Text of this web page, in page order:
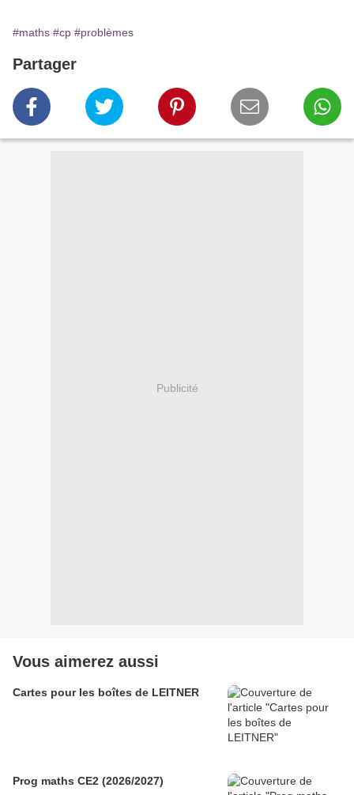
#maths #cp #problèmes
Partager
Publicité
Vous aimerez aussi
Cartes pour les boîtes de LEITNER
Prog maths CE2 (2026/2027)